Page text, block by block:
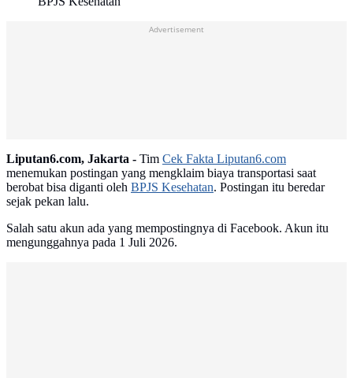
Advertisement
Liputan6.com, Jakarta - Tim Cek Fakta Liputan6.com
menemukan postingan yang mengklaim biaya transportasi saat
berobat bisa diganti oleh BPJS Kesehatan. Postingan itu beredar
sejak pekan lalu.
Salah satu akun ada yang mempostingnya di Facebook. Akun itu
mengunggahnya pada 1 Juli 2026.